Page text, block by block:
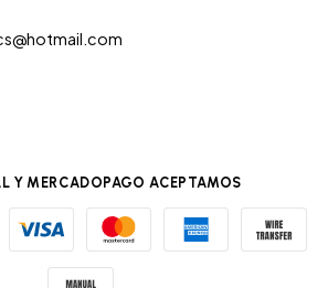
Y MERCADOPAGO ACEPTAMOS